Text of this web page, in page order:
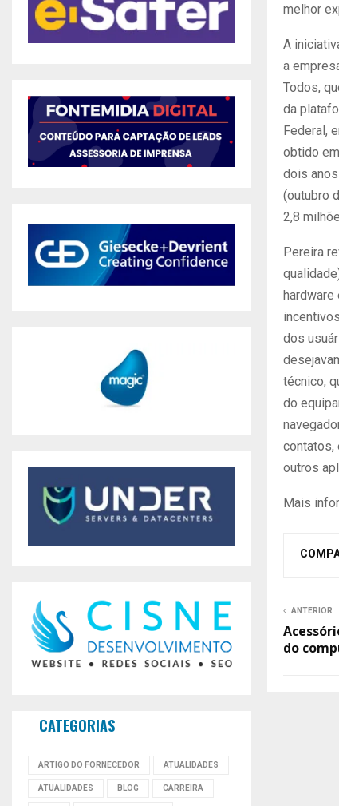
melhor
A
a
Todos,
da
Federal,
obtido
dois
(outubro
2,8
Pereira
hardware
dos
técnico,
do
contatos,
outros
Mais
ANTERIOR
do
CATEGORIAS
ARTIGO DO FORNECEDOR ATUALIDADES
ATUALIDADES BLOG CARREIRA